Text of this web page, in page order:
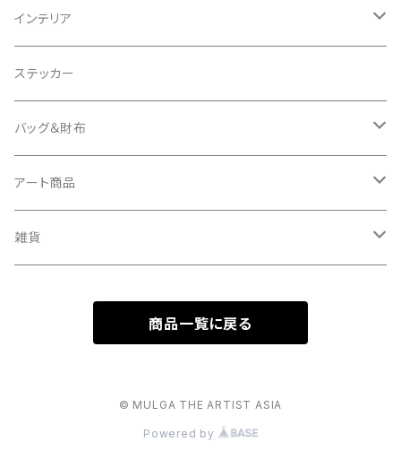
スウェット
Tシャツ
インテリア
クッションカバー
タオル
キーケース
バッグチャーム
ステッカー
バッグ＆財布
バッグ
財布
アート商品
キャンバス
雑貨
マスコットキーホルダー
商品一覧に戻る
© MULGA THE ARTIST ASIA
Powered by